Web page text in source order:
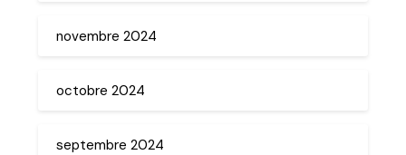
novembre 2024
octobre 2024
septembre 2024